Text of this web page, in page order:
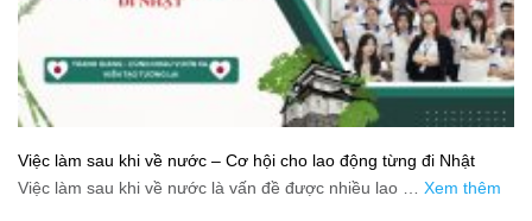
Việc làm sau khi về nước – Cơ hội cho lao động từng đi Nhật
Việc làm sau khi về nước là vấn đề được nhiều lao … Xem thêm